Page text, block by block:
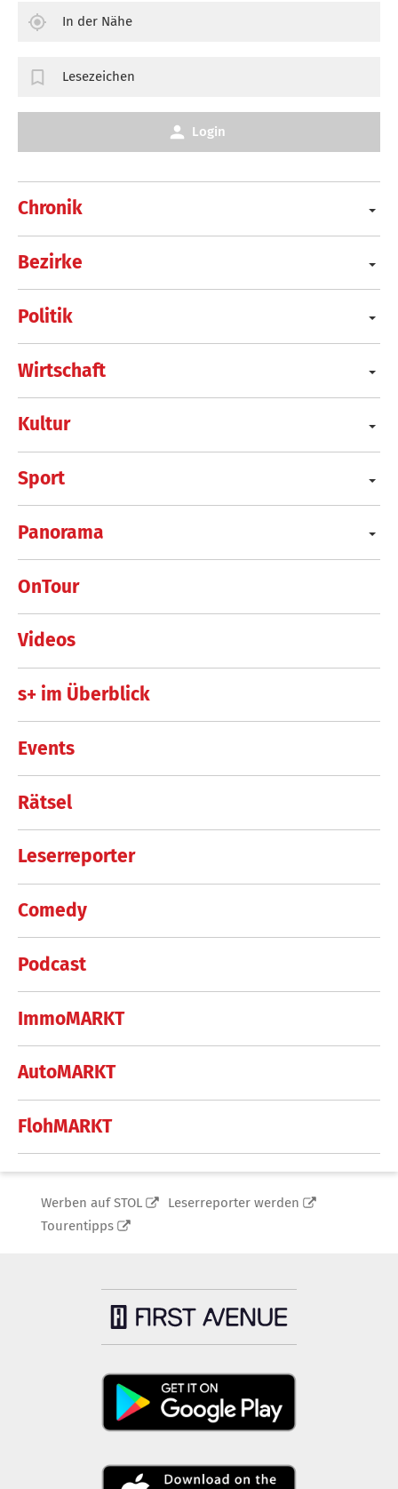
Chronik
Bezirke
Politik
Wirtschaft
Kultur
Sport
Panorama
OnTour
Videos
s+ im Überblick
Events
Rätsel
Leserreporter
Comedy
Podcast
ImmoMARKT
AutoMARKT
FlohMARKT
In der Nähe
Lesezeichen
Login
Werben auf STOL
Leserreporter werden
Tourentipps